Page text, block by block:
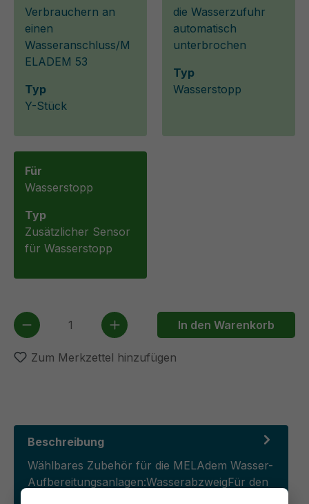
Verbrauchern an
einen
Wasseranschluss/M
ELADEM 53
Typ
Y-Stück
die Wasserzufuhr
automatisch
unterbrochen
Typ
Wasserstopp
Für
Wasserstopp
Typ
Zusätzlicher Sensor
für Wasserstopp
Produkt Anzahl: Gib den gewünschten
In den Warenkorb
Zum Merkzettel hinzufügen
Beschreibung
Wählbares Zubehör für die MELAdem Wasser-
Aufbereitungsanlagen:WasserabzweigFür den